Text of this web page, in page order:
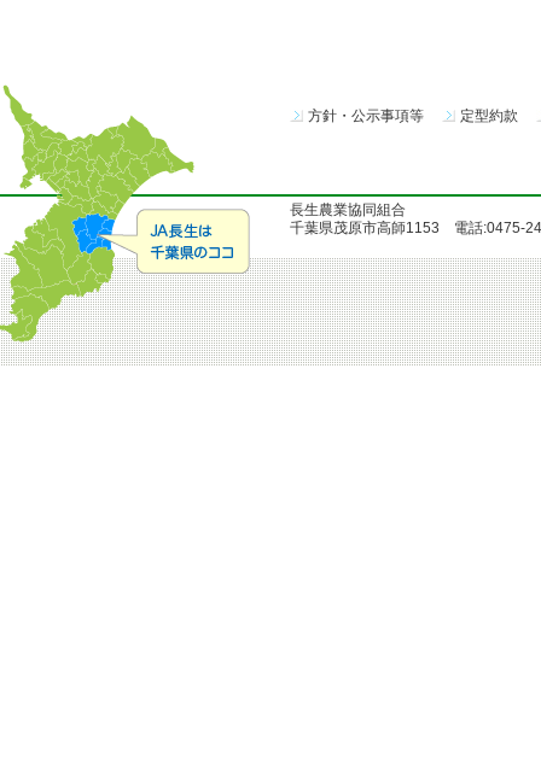
方針・公示事項等 定型約款
長生農業協同組合
千葉県茂原市高師1153 電話:0475-